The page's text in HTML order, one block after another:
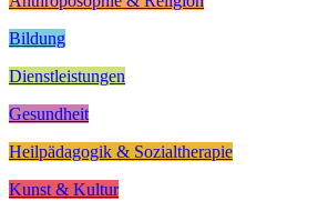
Bildung
Dienstleistungen
Gesundheit
Heilpädagogik & Sozialtherapie
Kunst & Kultur